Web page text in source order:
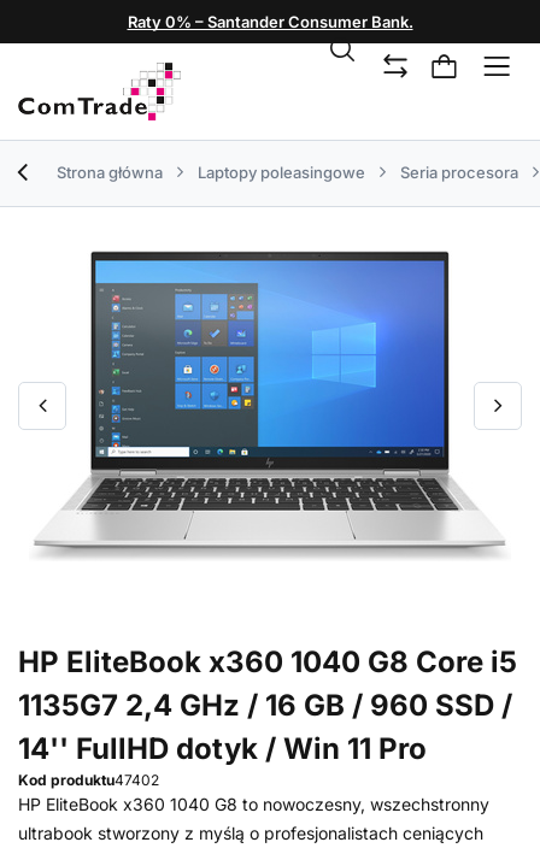
Raty 0% – Santander Consumer Bank.
Strona główna Laptopy poleasingowe Seria procesora
HP EliteBook x360 1040 G8 Core i5
1135G7 2,4 GHz / 16 GB / 960 SSD /
14'' FullHD dotyk / Win 11 Pro
Kod produktu47402
HP EliteBook x360 1040 G8 to nowoczesny, wszechstronny
ultrabook stworzony z myślą o profesjonalistach ceniących